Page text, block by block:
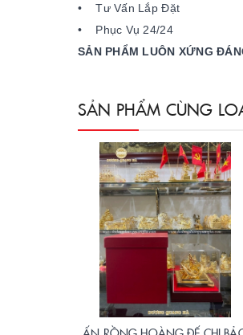
• Tư Vấn Lắp Đặt
• Phục Vụ 24/24
SẢN PHẨM LUÔN XỨNG
SẢN PHẨM CÙNG